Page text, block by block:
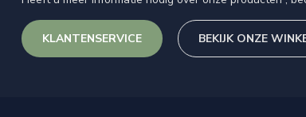
KLANTENSERVICE BEKIJK ONZE